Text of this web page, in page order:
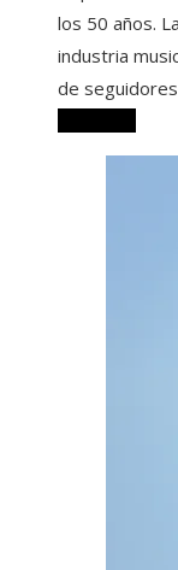
los 50 años.
industria
de